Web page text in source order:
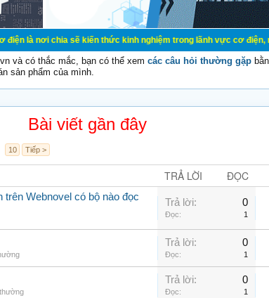
sẽ kiến thức kinh nghiệm trong lãnh vực cơ điện, mua
và có thắc mắc, bạn có thể xem các câu hỏi thường gặp
sản phẩm của mình.
Bài viết gần đây
10 Tiếp >
TRẢ LỜI ĐỌC
Webnovel có bộ nào đọc
Trả lời: 0
Đọc: 1
Trả lời: 0
Đọc: 1
Trả lời: 0
Đọc: 1